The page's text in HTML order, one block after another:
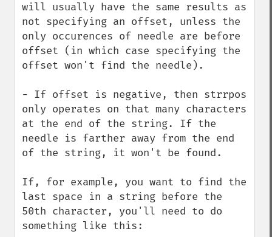
will usually have the same results as
not specifying an offset, unless the
only occurences of needle are before
offset (in which case specifying the
offset won't find the needle).
- If offset is negative, then strrpos
only operates on that many characters
at the end of the string. If the
needle is farther away from the end
of the string, it won't be found.
If, for example, you want to find the
last space in a string before the
50th character, you'll need to do
something like this: